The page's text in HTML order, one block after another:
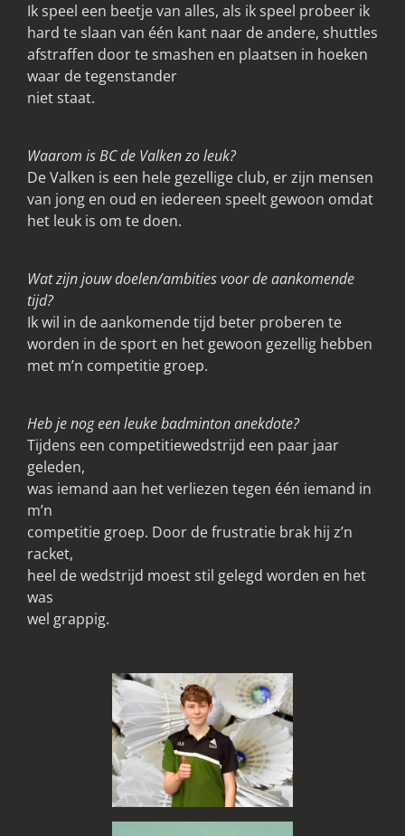
Ik speel een beetje van alles, als ik speel probeer ik
hard te slaan van één kant naar de andere, shuttles
afstraffen door te smashen en plaatsen in hoeken
waar de tegenstander
niet staat.
Waarom is BC de Valken zo leuk?
De Valken is een hele gezellige club, er zijn mensen
van jong en oud en iedereen speelt gewoon omdat
het leuk is om te doen.
Wat zijn jouw doelen/ambities voor de aankomende
tijd?
Ik wil in de aankomende tijd beter proberen te
worden in de sport en het gewoon gezellig hebben
met m’n competitie groep.
Heb je nog een leuke badminton anekdote?
Tijdens een competitiewedstrijd een paar jaar
geleden,
was iemand aan het verliezen tegen één iemand in
m’n
competitie groep. Door de frustratie brak hij z’n
racket,
heel de wedstrijd moest stil gelegd worden en het
was
wel grappig.